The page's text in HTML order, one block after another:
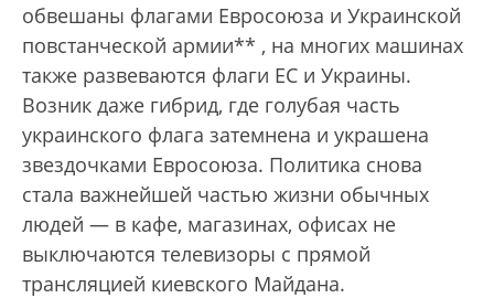
обвешаны флагами Евросоюза и Украинской
повстанческой армии** , на многих машинах
также развеваются флаги ЕС и Украины.
Возник даже гибрид, где голубая часть
украинского флага затемнена и украшена
звездочками Евросоюза. Политика снова
стала важнейшей частью жизни обычных
людей — в кафе, магазинах, офисах не
выключаются телевизоры с прямой
трансляцией киевского Майдана.